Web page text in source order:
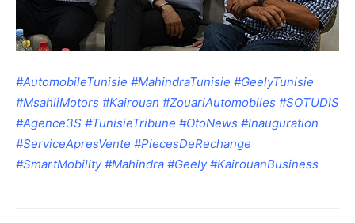
#AutomobileTunisie #MahindraTunisie #GeelyTunisie
#MsahliMotors #Kairouan #ZouariAutomobiles #SOTUDIS
#Agence3S #TunisieTribune #OtoNews #Inauguration
#ServiceApresVente #PiecesDeRechange
#SmartMobility #Mahindra #Geely #KairouanBusiness